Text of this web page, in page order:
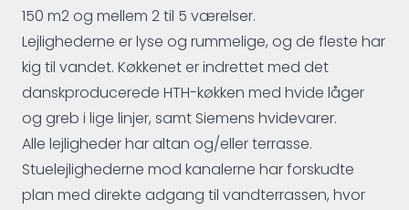
150 m2 og mellem 2 til 5 værelser.
Lejlighederne er lyse og rummelige, og de fleste har
kig til vandet. Køkkenet er indrettet med det
danskproducerede HTH-køkken med hvide låger
og greb i lige linjer, samt Siemens hvidevarer.
Alle lejligheder har altan og/eller terrasse.
Stuelejlighederne mod kanalerne har forskudte
plan med direkte adgang til vandterrassen, hvor